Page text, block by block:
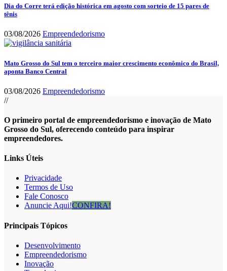
Dia do Corre terá edição histórica em agosto com sorteio de 15 pares de
tênis
03/08/2026 Empreendedorismo
Mato Grosso do Sul tem o terceiro maior crescimento econômico do Brasil,
aponta Banco Central
03/08/2026 Empreendedorismo
//
O primeiro portal de empreendedorismo e inovação de Mato
Grosso do Sul, oferecendo conteúdo para inspirar
empreendedores.
Links Úteis
Privacidade
Termos de Uso
Fale Conosco
Anuncie Aqui!CONFIRA!
Principais Tópicos
Desenvolvimento
Empreendedorismo
Inovação